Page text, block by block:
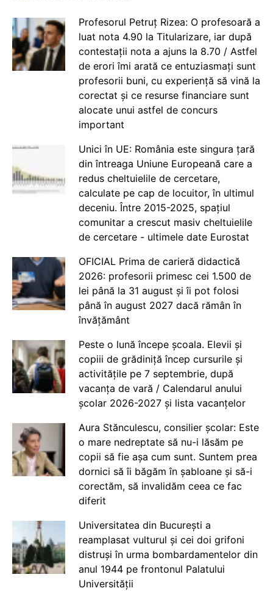
Profesorul Petruț Rizea: O profesoară a
luat nota 4.90 la Titularizare, iar după
contestații nota a ajuns la 8.70 / Astfel
de erori îmi arată ce entuziasmați sunt
profesorii buni, cu experiență să vină la
corectat și ce resurse financiare sunt
alocate unui astfel de concurs
important
Unici în UE: România este singura țară
din întreaga Uniune Europeană care a
redus cheltuielile de cercetare,
calculate pe cap de locuitor, în ultimul
deceniu. Între 2015-2025, spațiul
comunitar a crescut masiv cheltuielile
de cercetare - ultimele date Eurostat
OFICIAL Prima de carieră didactică
2026: profesorii primesc cei 1.500 de
lei până la 31 august și îi pot folosi
până în august 2027 dacă rămân în
învățământ
Peste o lună începe școala. Elevii și
copiii de grădiniță încep cursurile și
activitățile pe 7 septembrie, după
vacanța de vară / Calendarul anului
școlar 2026-2027 și lista vacanțelor
Aura Stănculescu, consilier școlar: Este
o mare nedreptate să nu-i lăsăm pe
copii să fie așa cum sunt. Suntem prea
dornici să îi băgăm în șabloane și să-i
corectăm, să invalidăm ceea ce fac
diferit
Universitatea din București a
reamplasat vulturul și cei doi grifoni
distruși în urma bombardamentelor din
anul 1944 pe frontonul Palatului
Universității